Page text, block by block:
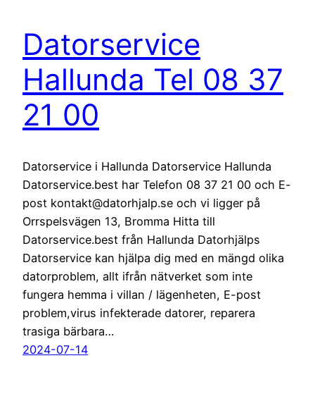
Datorservice
Hallunda Tel 08 37
21 00
Datorservice i Hallunda Datorservice Hallunda
Datorservice.best har Telefon 08 37 21 00 och E-
post kontakt@datorhjalp.se och vi ligger på
Orrspelsvägen 13, Bromma Hitta till
Datorservice.best från Hallunda Datorhjälps
Datorservice kan hjälpa dig med en mängd olika
datorproblem, allt ifrån nätverket som inte
fungera hemma i villan / lägenheten, E-post
problem,virus infekterade datorer, reparera
trasiga bärbara…
2024-07-14